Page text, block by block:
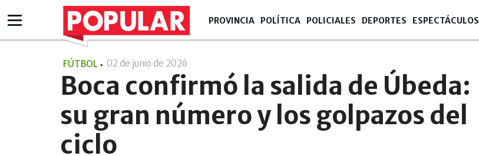
PROVINCIA POLÍTICA POLICIALES DEPORTES ESPECTÁCULOS
FÚTBOL 02 de junio de 2026
Boca confirmó la salida de Úbeda:
su gran número y los golpazos del
ciclo